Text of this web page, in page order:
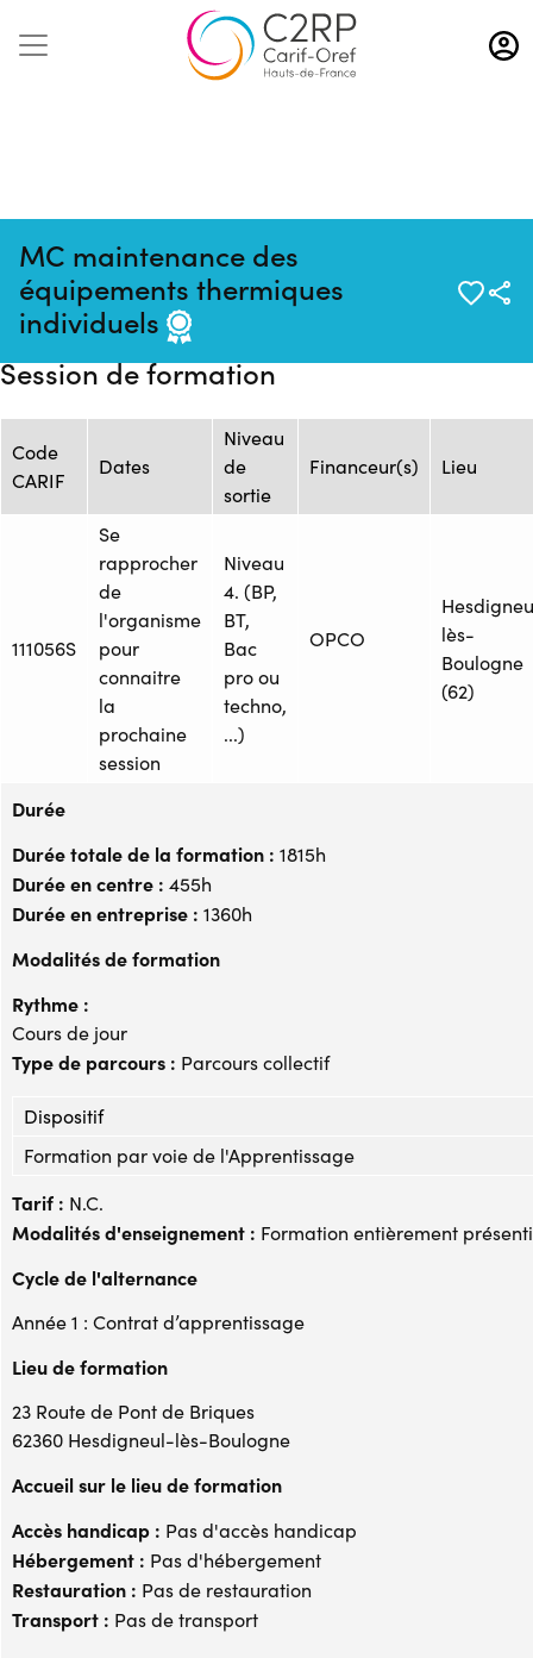
Aller
au
contenu
MC maintenance des
équipements thermiques
individuels
Mise à jour
26/11/2024
Formation :
ONISEP_3678_1201410
HDF Hesdigneul-
Session de formation
Code
CARIF
Dates
Niveau
de
sortie
Financeur(s) Lieu
111056S
Se
rapprocher
de
l'organisme
pour
connaitre
la
prochaine
session
Niveau
4. (BP,
BT,
Bac
pro ou
techno,
...)
OPCO
lès-
Boulogne
(62)
Durée
Durée totale de la formation : 1815h
Durée en centre : 455h
Durée en entreprise : 1360h
Modalités de formation
Rythme :
Cours de jour
Type de parcours : Parcours collectif
Dispositif
Formation par voie de l'Apprentissage
Tarif : N.C.
Modalités d'enseignement : Formation entièrement
Cycle de l'alternance
Année 1 : Contrat d’apprentissage
Lieu de formation
23 Route de Pont de Briques
62360 Hesdigneul-lès-Boulogne
Accueil sur le lieu de formation
Accès handicap : Pas d'accès handicap
Hébergement : Pas d'hébergement
Restauration : Pas de restauration
Transport : Pas de transport